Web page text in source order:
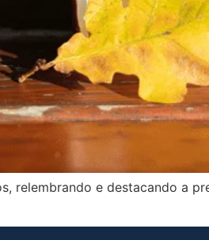
relembrando e destacando a